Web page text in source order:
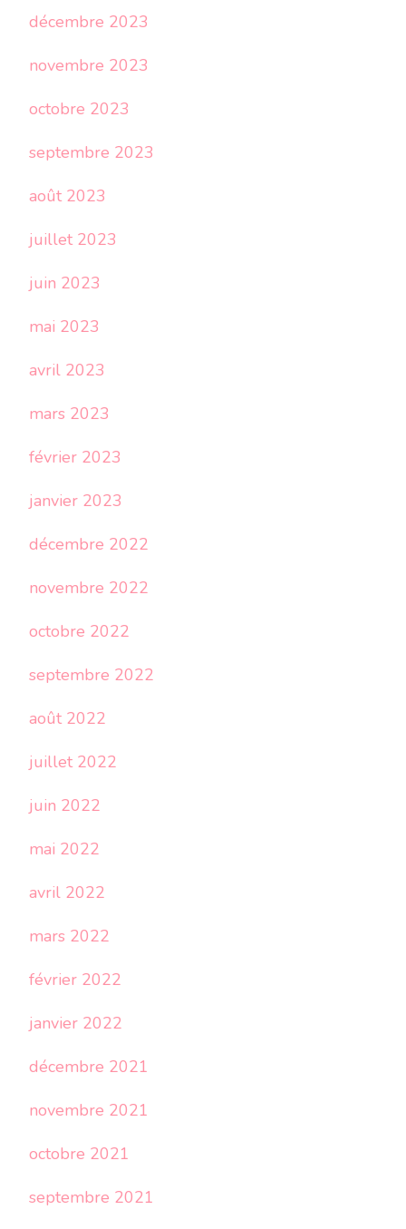
décembre 2023
novembre 2023
octobre 2023
septembre 2023
août 2023
juillet 2023
juin 2023
mai 2023
avril 2023
mars 2023
février 2023
janvier 2023
décembre 2022
novembre 2022
octobre 2022
septembre 2022
août 2022
juillet 2022
juin 2022
mai 2022
avril 2022
mars 2022
février 2022
janvier 2022
décembre 2021
novembre 2021
octobre 2021
septembre 2021